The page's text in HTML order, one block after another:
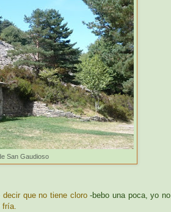
San Gaudioso
decir que no tiene cloro-bebo una poca, yo no
fría.